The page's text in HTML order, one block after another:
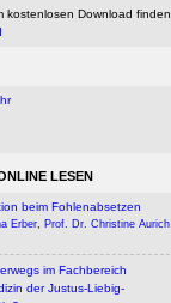
kostenlosen Download finden
LESEN
beim Fohlenabsetzen
Erber, Prof. Dr. Christine Aurich
im Fachbereich
der Justus-Liebig-